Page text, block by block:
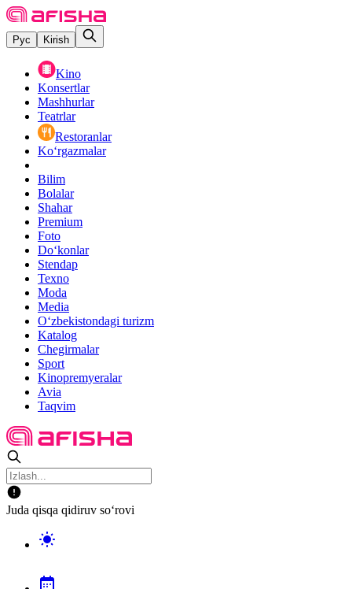
Рус Kirish
Kino
Konsertlar
Mashhurlar
Teatrlar
Restoranlar
Ko‘rgazmalar
Bilim
Bolalar
Shahar
Premium
Foto
Do‘konlar
Stendap
Texno
Moda
Media
O‘zbekistondagi turizm
Katalog
Chegirmalar
Sport
Kinopremyeralar
Avia
Taqvim
Juda qisqa qidiruv so‘rovi